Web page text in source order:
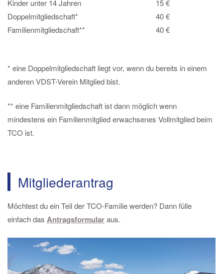
Kinder unter 14 Jahren
15 €
Doppelmitgliedschaft*
40 €
Familienmitgliedschaft**
40 €
* eine Doppelmitgliedschaft liegt vor, wenn du bereits in einem
anderen VDST-Verein Mitglied bist.
** eine Familienmitgliedschaft ist dann möglich wenn
mindestens ein Familienmitglied erwachsenes Vollmitglied beim
TCO ist.
Mitgliederantrag
Möchtest du ein Teil der TCO-Familie werden? Dann fülle
einfach das Antragsformularaus.